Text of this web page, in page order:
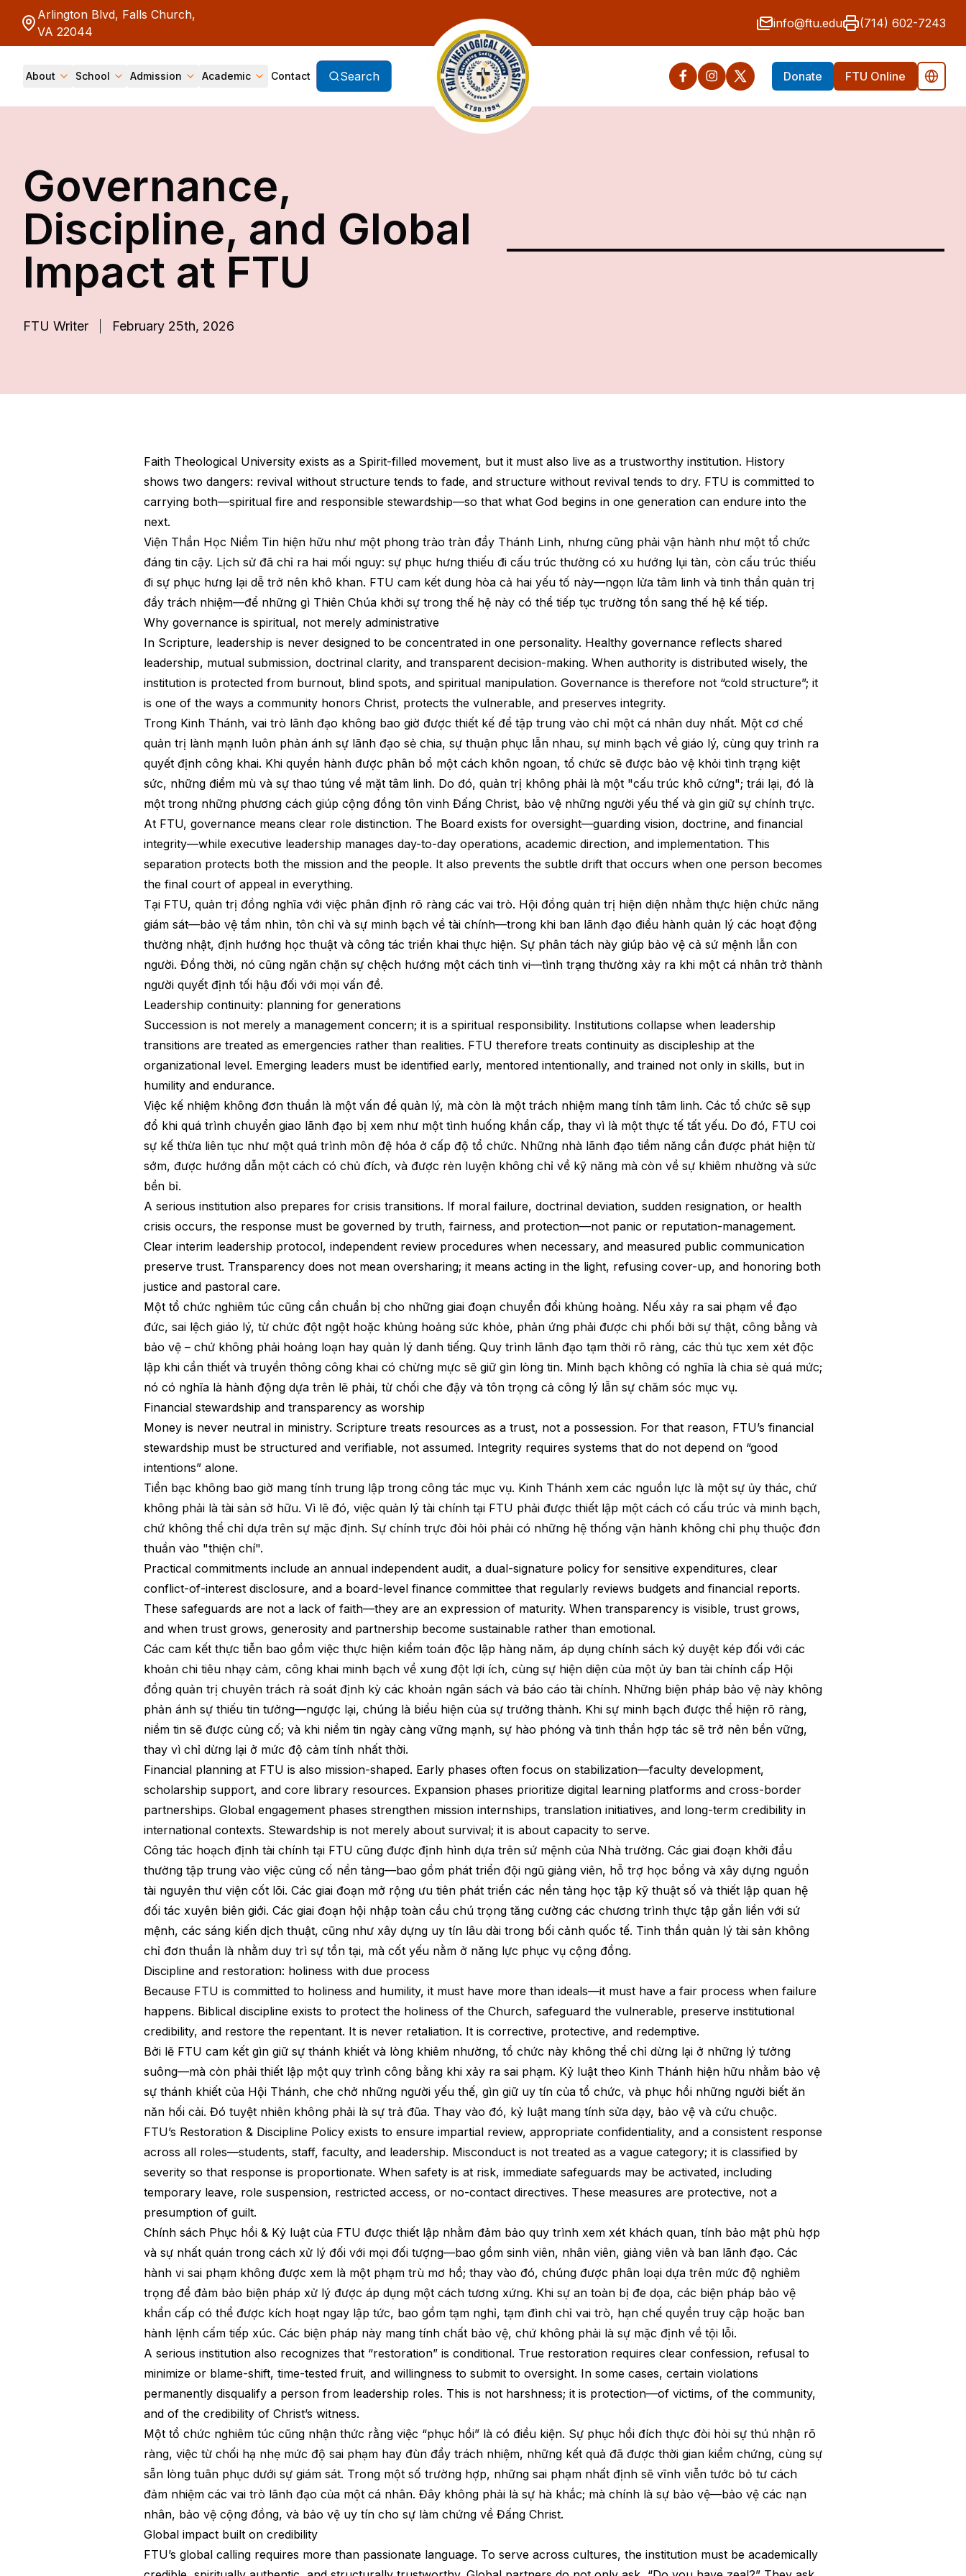
Arlington Blvd, Falls Church,
VA 22044
info@ftu.edu (714) 602-7243
About School Admission Academic Contact Search Donate FTU Online
Governance,
Discipline, and Global
Impact at FTU
FTU Writer February 25th, 2026
Faith Theological University exists as a Spirit-filled movement, but it must also live as a trustworthy institution. History
shows two dangers: revival without structure tends to fade, and structure without revival tends to dry. FTU is committed to
carrying both—spiritual fire and responsible stewardship—so that what God begins in one generation can endure into the
next.
Viện Thần Học Niềm Tin hiện hữu như một phong trào tràn đầy Thánh Linh, nhưng cũng phải vận hành như một tổ chức
đáng tin cậy. Lịch sử đã chỉ ra hai mối nguy: sự phục hưng thiếu đi cấu trúc thường có xu hướng lụi tàn, còn cấu trúc thiếu
đi sự phục hưng lại dễ trở nên khô khan. FTU cam kết dung hòa cả hai yếu tố này—ngọn lửa tâm linh và tinh thần quản trị
đầy trách nhiệm—để những gì Thiên Chúa khởi sự trong thế hệ này có thể tiếp tục trường tồn sang thế hệ kế tiếp.
Why governance is spiritual, not merely administrative
In Scripture, leadership is never designed to be concentrated in one personality. Healthy governance reflects shared
leadership, mutual submission, doctrinal clarity, and transparent decision-making. When authority is distributed wisely, the
institution is protected from burnout, blind spots, and spiritual manipulation. Governance is therefore not “cold structure”; it
is one of the ways a community honors Christ, protects the vulnerable, and preserves integrity.
Trong Kinh Thánh, vai trò lãnh đạo không bao giờ được thiết kế để tập trung vào chỉ một cá nhân duy nhất. Một cơ chế
quản trị lành mạnh luôn phản ánh sự lãnh đạo sẻ chia, sự thuận phục lẫn nhau, sự minh bạch về giáo lý, cùng quy trình ra
quyết định công khai. Khi quyền hành được phân bổ một cách khôn ngoan, tổ chức sẽ được bảo vệ khỏi tình trạng kiệt
sức, những điểm mù và sự thao túng về mặt tâm linh. Do đó, quản trị không phải là một "cấu trúc khô cứng"; trái lại, đó là
một trong những phương cách giúp cộng đồng tôn vinh Đấng Christ, bảo vệ những người yếu thế và gìn giữ sự chính trực.
At FTU, governance means clear role distinction. The Board exists for oversight—guarding vision, doctrine, and financial
integrity—while executive leadership manages day-to-day operations, academic direction, and implementation. This
separation protects both the mission and the people. It also prevents the subtle drift that occurs when one person becomes
the final court of appeal in everything.
Tại FTU, quản trị đồng nghĩa với việc phân định rõ ràng các vai trò. Hội đồng quản trị hiện diện nhằm thực hiện chức năng
giám sát—bảo vệ tầm nhìn, tôn chỉ và sự minh bạch về tài chính—trong khi ban lãnh đạo điều hành quản lý các hoạt động
thường nhật, định hướng học thuật và công tác triển khai thực hiện. Sự phân tách này giúp bảo vệ cả sứ mệnh lẫn con
người. Đồng thời, nó cũng ngăn chặn sự chệch hướng một cách tinh vi—tình trạng thường xảy ra khi một cá nhân trở thành
người quyết định tối hậu đối với mọi vấn đề.
Leadership continuity: planning for generations
Succession is not merely a management concern; it is a spiritual responsibility. Institutions collapse when leadership
transitions are treated as emergencies rather than realities. FTU therefore treats continuity as discipleship at the
organizational level. Emerging leaders must be identified early, mentored intentionally, and trained not only in skills, but in
humility and endurance.
Việc kế nhiệm không đơn thuần là một vấn đề quản lý, mà còn là một trách nhiệm mang tính tâm linh. Các tổ chức sẽ sụp
đổ khi quá trình chuyển giao lãnh đạo bị xem như một tình huống khẩn cấp, thay vì là một thực tế tất yếu. Do đó, FTU coi
sự kế thừa liên tục như một quá trình môn đệ hóa ở cấp độ tổ chức. Những nhà lãnh đạo tiềm năng cần được phát hiện từ
sớm, được hướng dẫn một cách có chủ đích, và được rèn luyện không chỉ về kỹ năng mà còn về sự khiêm nhường và sức
bền bỉ.
A serious institution also prepares for crisis transitions. If moral failure, doctrinal deviation, sudden resignation, or health
crisis occurs, the response must be governed by truth, fairness, and protection—not panic or reputation-management.
Clear interim leadership protocol, independent review procedures when necessary, and measured public communication
preserve trust. Transparency does not mean oversharing; it means acting in the light, refusing cover-up, and honoring both
justice and pastoral care.
Một tổ chức nghiêm túc cũng cần chuẩn bị cho những giai đoạn chuyển đổi khủng hoảng. Nếu xảy ra sai phạm về đạo
đức, sai lệch giáo lý, từ chức đột ngột hoặc khủng hoảng sức khỏe, phản ứng phải được chi phối bởi sự thật, công bằng và
bảo vệ – chứ không phải hoảng loạn hay quản lý danh tiếng. Quy trình lãnh đạo tạm thời rõ ràng, các thủ tục xem xét độc
lập khi cần thiết và truyền thông công khai có chừng mực sẽ giữ gìn lòng tin. Minh bạch không có nghĩa là chia sẻ quá mức;
nó có nghĩa là hành động dựa trên lẽ phải, từ chối che đậy và tôn trọng cả công lý lẫn sự chăm sóc mục vụ.
Financial stewardship and transparency as worship
Money is never neutral in ministry. Scripture treats resources as a trust, not a possession. For that reason, FTU’s financial
stewardship must be structured and verifiable, not assumed. Integrity requires systems that do not depend on “good
intentions” alone.
Tiền bạc không bao giờ mang tính trung lập trong công tác mục vụ. Kinh Thánh xem các nguồn lực là một sự ủy thác, chứ
không phải là tài sản sở hữu. Vì lẽ đó, việc quản lý tài chính tại FTU phải được thiết lập một cách có cấu trúc và minh bạch,
chứ không thể chỉ dựa trên sự mặc định. Sự chính trực đòi hỏi phải có những hệ thống vận hành không chỉ phụ thuộc đơn
thuần vào "thiện chí".
Practical commitments include an annual independent audit, a dual-signature policy for sensitive expenditures, clear
conflict-of-interest disclosure, and a board-level finance committee that regularly reviews budgets and financial reports.
These safeguards are not a lack of faith—they are an expression of maturity. When transparency is visible, trust grows,
and when trust grows, generosity and partnership become sustainable rather than emotional.
Các cam kết thực tiễn bao gồm việc thực hiện kiểm toán độc lập hàng năm, áp dụng chính sách ký duyệt kép đối với các
khoản chi tiêu nhạy cảm, công khai minh bạch về xung đột lợi ích, cùng sự hiện diện của một ủy ban tài chính cấp Hội
đồng quản trị chuyên trách rà soát định kỳ các khoản ngân sách và báo cáo tài chính. Những biện pháp bảo vệ này không
phản ánh sự thiếu tin tưởng—ngược lại, chúng là biểu hiện của sự trưởng thành. Khi sự minh bạch được thể hiện rõ ràng,
niềm tin sẽ được củng cố; và khi niềm tin ngày càng vững mạnh, sự hào phóng và tinh thần hợp tác sẽ trở nên bền vững,
thay vì chỉ dừng lại ở mức độ cảm tính nhất thời.
Financial planning at FTU is also mission-shaped. Early phases often focus on stabilization—faculty development,
scholarship support, and core library resources. Expansion phases prioritize digital learning platforms and cross-border
partnerships. Global engagement phases strengthen mission internships, translation initiatives, and long-term credibility in
international contexts. Stewardship is not merely about survival; it is about capacity to serve.
Công tác hoạch định tài chính tại FTU cũng được định hình dựa trên sứ mệnh của Nhà trường. Các giai đoạn khởi đầu
thường tập trung vào việc củng cố nền tảng—bao gồm phát triển đội ngũ giảng viên, hỗ trợ học bổng và xây dựng nguồn
tài nguyên thư viện cốt lõi. Các giai đoạn mở rộng ưu tiên phát triển các nền tảng học tập kỹ thuật số và thiết lập quan hệ
đối tác xuyên biên giới. Các giai đoạn hội nhập toàn cầu chú trọng tăng cường các chương trình thực tập gắn liền với sứ
mệnh, các sáng kiến ​​dịch thuật, cũng như xây dựng uy tín lâu dài trong bối cảnh quốc tế. Tinh thần quản lý tài sản không
chỉ đơn thuần là nhằm duy trì sự tồn tại, mà cốt yếu nằm ở năng lực phục vụ cộng đồng.
Discipline and restoration: holiness with due process
Because FTU is committed to holiness and humility, it must have more than ideals—it must have a fair process when failure
happens. Biblical discipline exists to protect the holiness of the Church, safeguard the vulnerable, preserve institutional
credibility, and restore the repentant. It is never retaliation. It is corrective, protective, and redemptive.
Bởi lẽ FTU cam kết gìn giữ sự thánh khiết và lòng khiêm nhường, tổ chức này không thể chỉ dừng lại ở những lý tưởng
suông—mà còn phải thiết lập một quy trình công bằng khi xảy ra sai phạm. Kỷ luật theo Kinh Thánh hiện hữu nhằm bảo vệ
sự thánh khiết của Hội Thánh, che chở những người yếu thế, gìn giữ uy tín của tổ chức, và phục hồi những người biết ăn
năn hối cải. Đó tuyệt nhiên không phải là sự trả đũa. Thay vào đó, kỷ luật mang tính sửa dạy, bảo vệ và cứu chuộc.
FTU’s Restoration & Discipline Policy exists to ensure impartial review, appropriate confidentiality, and a consistent response
across all roles—students, staff, faculty, and leadership. Misconduct is not treated as a vague category; it is classified by
severity so that response is proportionate. When safety is at risk, immediate safeguards may be activated, including
temporary leave, role suspension, restricted access, or no-contact directives. These measures are protective, not a
presumption of guilt.
Chính sách Phục hồi & Kỷ luật của FTU được thiết lập nhằm đảm bảo quy trình xem xét khách quan, tính bảo mật phù hợp
và sự nhất quán trong cách xử lý đối với mọi đối tượng—bao gồm sinh viên, nhân viên, giảng viên và ban lãnh đạo. Các
hành vi sai phạm không được xem là một phạm trù mơ hồ; thay vào đó, chúng được phân loại dựa trên mức độ nghiêm
trọng để đảm bảo biện pháp xử lý được áp dụng một cách tương xứng. Khi sự an toàn bị đe dọa, các biện pháp bảo vệ
khẩn cấp có thể được kích hoạt ngay lập tức, bao gồm tạm nghỉ, tạm đình chỉ vai trò, hạn chế quyền truy cập hoặc ban
hành lệnh cấm tiếp xúc. Các biện pháp này mang tính chất bảo vệ, chứ không phải là sự mặc định về tội lỗi.
A serious institution also recognizes that “restoration” is conditional. True restoration requires clear confession, refusal to
minimize or blame-shift, time-tested fruit, and willingness to submit to oversight. In some cases, certain violations
permanently disqualify a person from leadership roles. This is not harshness; it is protection—of victims, of the community,
and of the credibility of Christ’s witness.
Một tổ chức nghiêm túc cũng nhận thức rằng việc “phục hồi” là có điều kiện. Sự phục hồi đích thực đòi hỏi sự thú nhận rõ
ràng, việc từ chối hạ nhẹ mức độ sai phạm hay đùn đẩy trách nhiệm, những kết quả đã được thời gian kiểm chứng, cùng sự
sẵn lòng tuân phục dưới sự giám sát. Trong một số trường hợp, những sai phạm nhất định sẽ vĩnh viễn tước bỏ tư cách
đảm nhiệm các vai trò lãnh đạo của một cá nhân. Đây không phải là sự hà khắc; mà chính là sự bảo vệ—bảo vệ các nạn
nhân, bảo vệ cộng đồng, và bảo vệ uy tín cho sự làm chứng về Đấng Christ.
Global impact built on credibility
FTU’s global calling requires more than passionate language. To serve across cultures, the institution must be academically